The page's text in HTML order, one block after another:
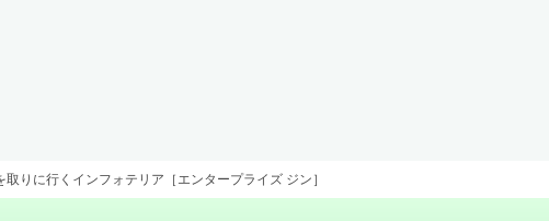
取りに行くインフォテリア［エンタープライズ ジン］